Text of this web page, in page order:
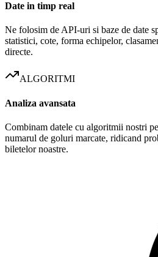
Date in timp real
Ne folosim de API-uri si baze de date
statistici, cote, forma echipelor,
directe.
ALGORITMI
Analiza avansata
Combinam datele cu algoritmii nostri
numarul de goluri marcate, ridicand
biletelor noastre.